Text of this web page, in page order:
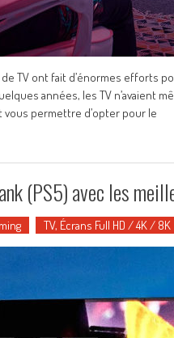
TV ont fait d’énormes efforts
années, les TV n’avaient
vous permettre d’opter pour le
(PS5) avec les
TV, Écrans Full HD / 4K / 8K